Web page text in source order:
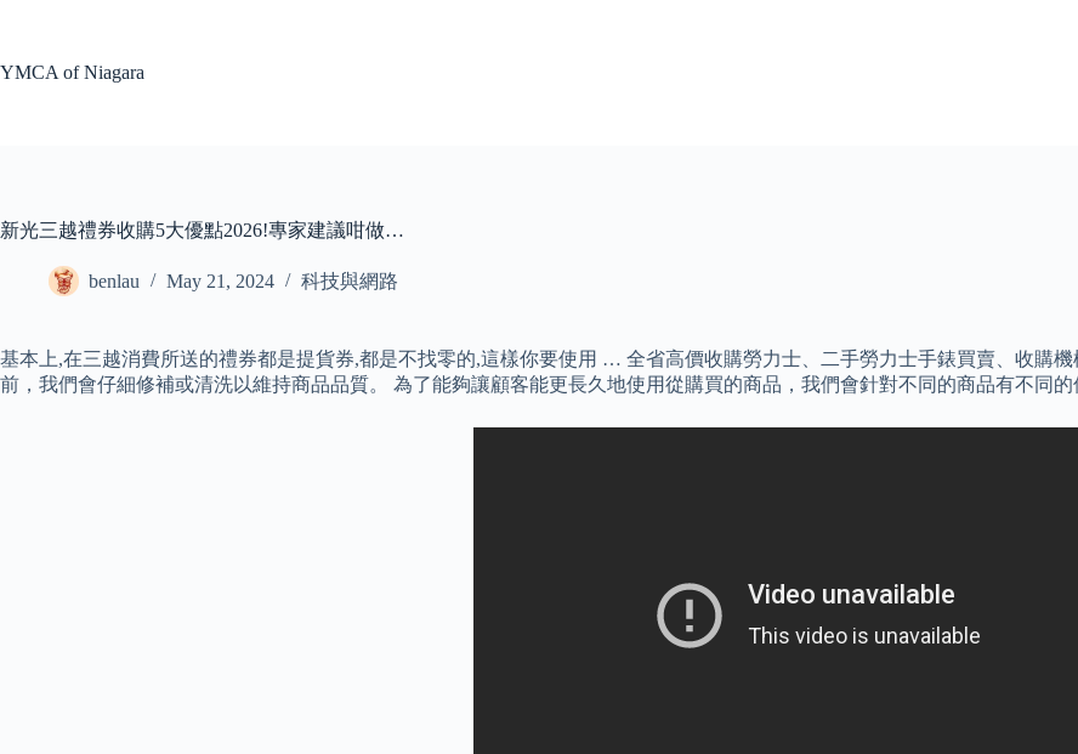
YMCA of Niagara
新光三越禮券收購5大優點2026!專家建議咁做…
benlau May 21, 2024 科技與網路
基本上,在三越消費所送的禮券都是提貨券,都是不找零的,這樣你要使用 … 全省高價收購勞力士、二手勞力士手錶買賣、收購
前，我們會仔細修補或清洗以維持商品品質。 為了能夠讓顧客能更長久地使用從購買的商品，我們會針對不同的商品有不同的